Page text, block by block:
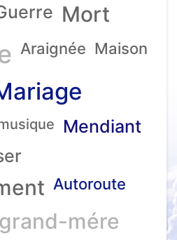
Mort
Araignée Maison
Mendiant
Autoroute
grand-mére